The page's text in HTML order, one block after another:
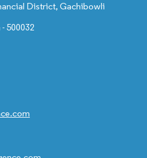
District, Gachibowli
500032